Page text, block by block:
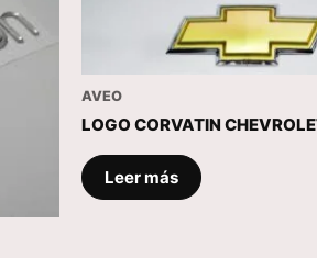
AVEO
LOGO CORVATIN
Leer más